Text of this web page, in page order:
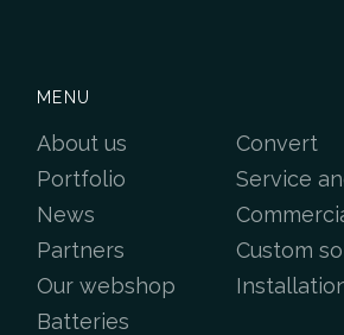
MENU
About us
Portfolio
News
Partners
Our webshop
Convert
Service
Custom
Batteries